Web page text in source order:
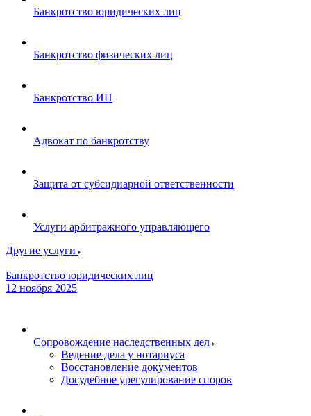
Банкротство юридических лиц
Банкротство физических лиц
Банкротство ИП
Адвокат по банкротству
Защита от субсидиарной ответственности
Услуги арбитражного управляющего
Другие услуги
Банкротство юридических лиц
12 ноября 2025
Сопровождение наследственных дел
Ведение дела у нотариуса
Восстановление документов
Досудебное урегулирование споров